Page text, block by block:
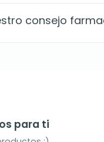
consejo
para ti